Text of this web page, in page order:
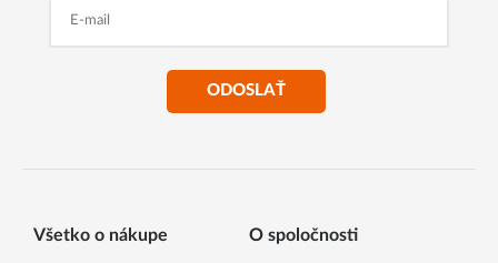
ODOSLAŤ
Všetko o nákupe O spoločnosti